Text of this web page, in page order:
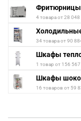
Фритюрницы
4 товара от 28 048
34 товара от 90
Шкафы
1 товар от 156 567
Шкафы
16 товаров от 59